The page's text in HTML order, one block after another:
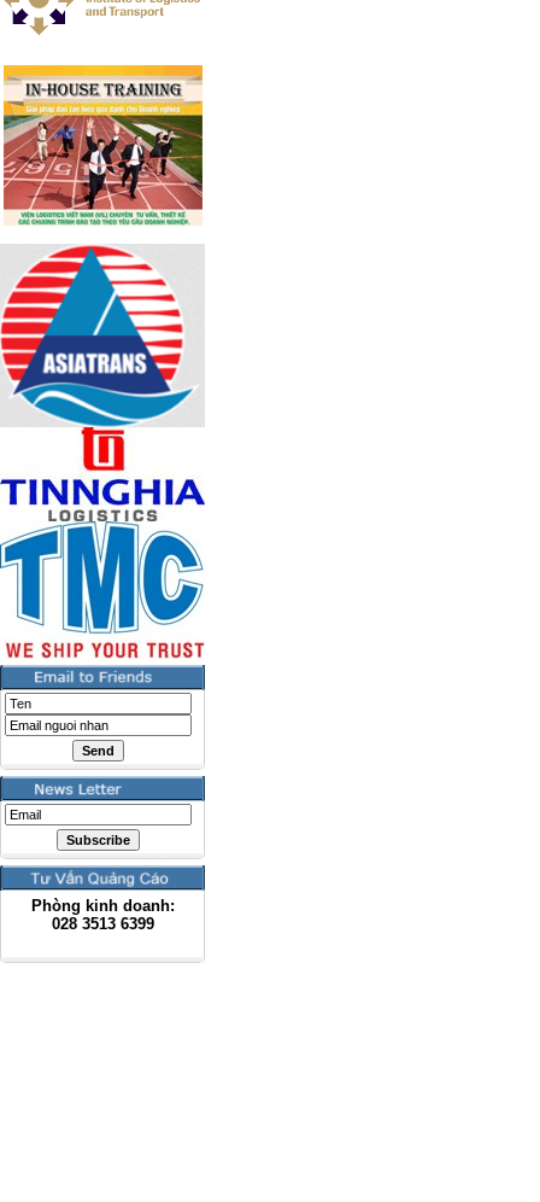
Phòng kinh doanh:
028 3513 6399